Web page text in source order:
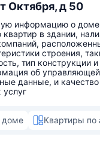
Октября, д 50
информацию о
в здании,
строения,
тип конструкции
об
данные, и качество
доме Квартиры по